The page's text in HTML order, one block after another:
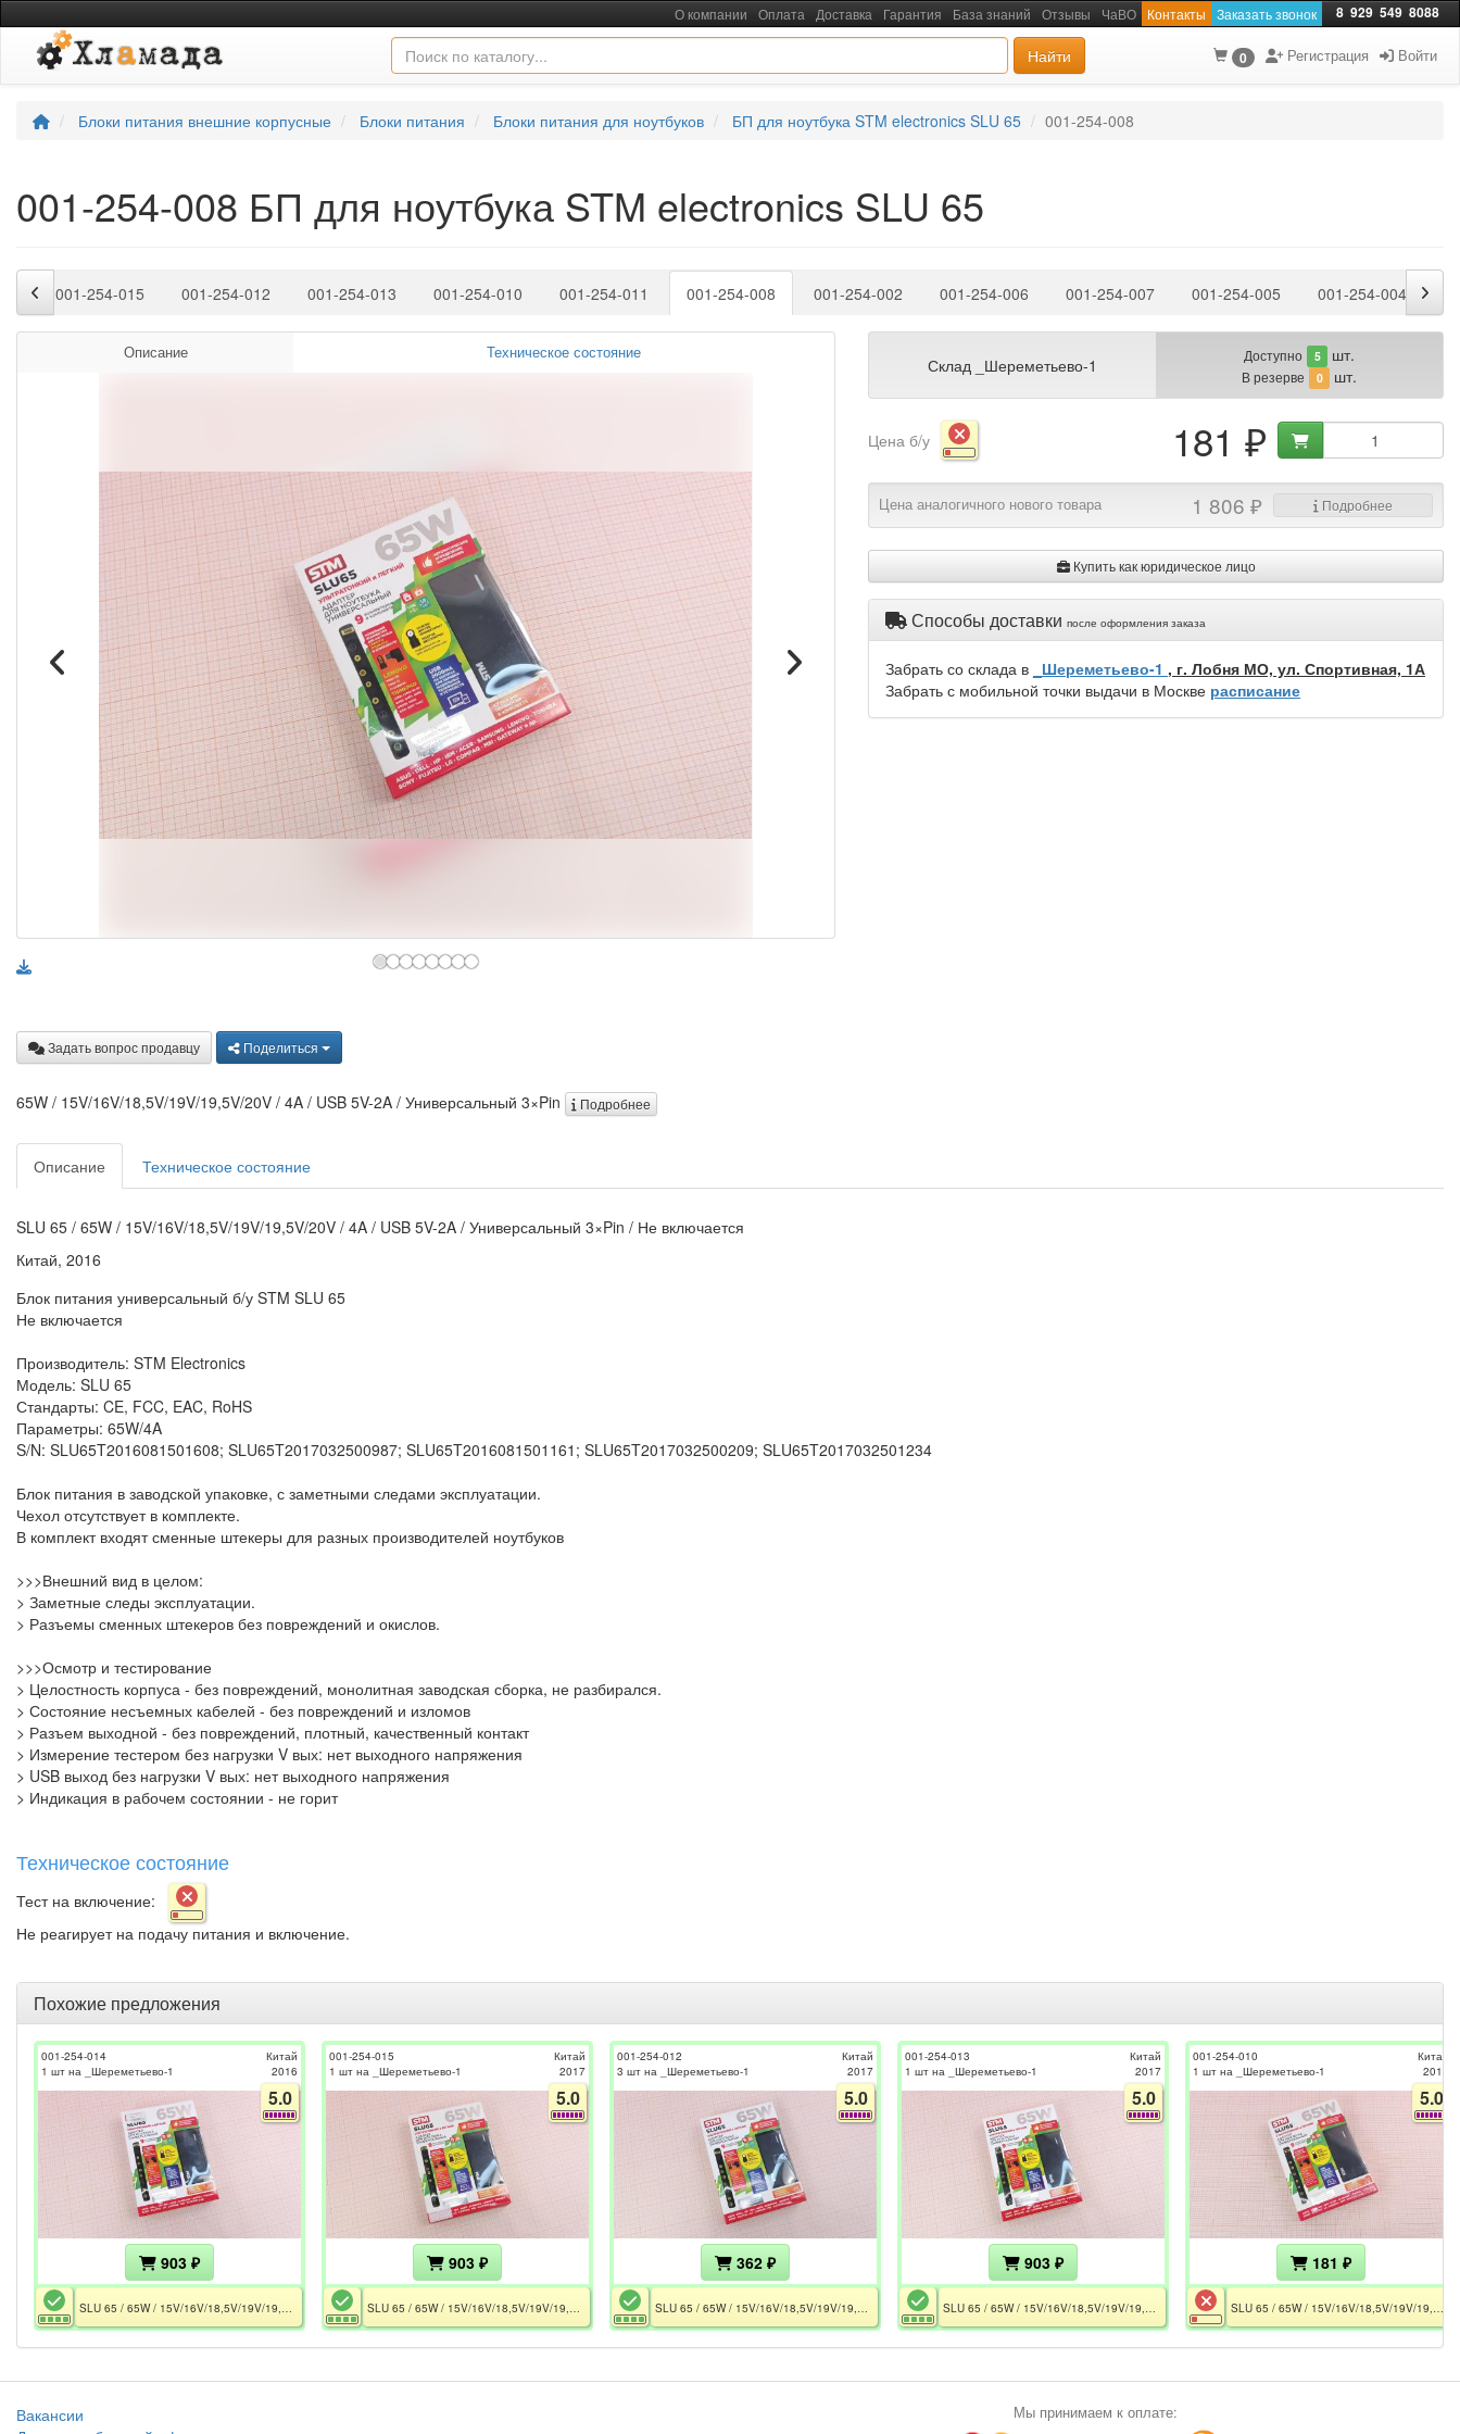
О компании Оплата Доставка Гарантия База знаний Отзывы ЧаВО Контакты Заказать звонок 8 929 549 8088
Найти 0 Регистрация Войти
Блоки питания внешние корпусные Блоки питания Блоки питания для ноутбуков БП для ноутбука STM electronics SLU 65 001-254-008
001-254-008 БП для ноутбука STM electronics SLU 65
001-254-015 001-254-012 001-254-013 001-254-010 001-254-011 001-254-008 001-254-002 001-254-006 001-254-007 001-254-005 001-254-004
Описание Техническое состояние
Склад _Шереметьево-1 Доступно 5 шт.
В резерве 0 шт.
Цена б/у 181 ₽
Цена аналогичного нового товара 1 806 ₽ Подробнее
Купить как юридическое лицо
Способы доставки после оформления заказа
Забрать со склада в _Шереметьево-1 , г. Лобня МО, ул. Спортивная, 1А
Забрать с мобильной точки выдачи в Москве расписание
Задать вопрос продавцу Поделиться
65W / 15V/16V/18,5V/19V/19,5V/20V / 4A / USB 5V-2A / Универсальный 3×Pin Подробнее
Описание Техническое состояние
SLU 65 / 65W / 15V/16V/18,5V/19V/19,5V/20V / 4A / USB 5V-2A / Универсальный 3×Pin / Не включается
Китай, 2016
Блок питания универсальный б/у STM SLU 65
Не включается
Производитель: STM Electronics
Модель: SLU 65
Стандарты: CE, FCC, EAC, RoHS
Параметры: 65W/4A
S/N: SLU65T2016081501608; SLU65T2017032500987; SLU65T2016081501161; SLU65T2017032500209; SLU65T2017032501234
Блок питания в заводской упаковке, с заметными следами эксплуатации.
Чехол отсутствует в комплекте.
В комплект входят сменные штекеры для разных производителей ноутбуков
>>>Внешний вид в целом:
> Заметные следы эксплуатации.
> Разъемы сменных штекеров без повреждений и окислов.
>>>Осмотр и тестирование
> Целостность корпуса - без повреждений, монолитная заводская сборка, не разбирался.
> Состояние несъемных кабелей - без повреждений и изломов
> Разъем выходной - без повреждений, плотный, качественный контакт
> Измерение тестером без нагрузки V вых: нет выходного напряжения
> USB выход без нагрузки V вых: нет выходного напряжения
> Индикация в рабочем состоянии - не горит
Техническое состояние
Тест на включение:
Не реагирует на подачу питания и включение.
Похожие предложения
001-254-014
1 шт на _Шереметьево-1
Китай
2016
5.0
903 ₽
SLU 65 / 65W / 15V/16V/18,5V/19V/19,5V/20V / 4A / USB 5V-2A / Универсальный 3×Pin
001-254-015
1 шт на _Шереметьево-1
Китай
2017
5.0
903 ₽
SLU 65 / 65W / 15V/16V/18,5V/19V/19,5V/20V / 4A / USB 5V-2A / Универсальный 3×Pin
001-254-012
3 шт на _Шереметьево-1
Китай
2017
5.0
362 ₽
SLU 65 / 65W / 15V/16V/18,5V/19V/19,5V/20V / 4A / USB 5V-2A / Универсальный 3×Pin / Одно напряжение на всех коннекторах
001-254-013
1 шт на _Шереметьево-1
Китай
2017
5.0
903 ₽
SLU 65 / 65W / 15V/16V/18,5V/19V/19,5V/20V / 4A / USB 5V-2A / Универсальный 3×Pin
001-254-010
1 шт на _Шереметьево-1
Китай
2016
5.0
181 ₽
SLU 65 / 65W / 15V/16V/18,5V/19V/19,5V/20V / 4A / USB 5V-2A / Универсальный 3×Pin / Нет выходного напряжения
Вакансии
Мы принимаем к оплате: